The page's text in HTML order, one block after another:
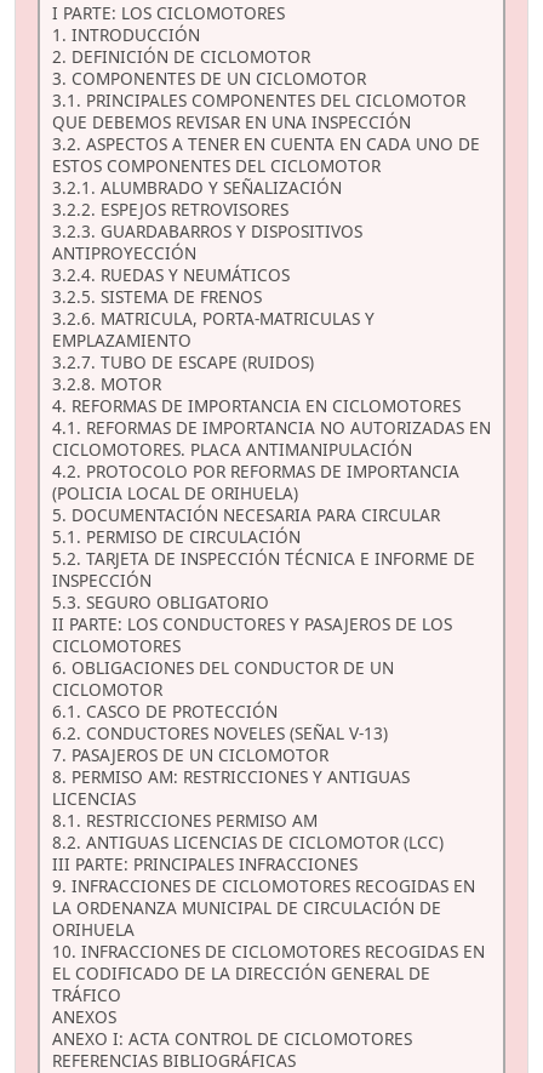
I PARTE: LOS CICLOMOTORES
1. INTRODUCCIÓN
2. DEFINICIÓN DE CICLOMOTOR
3. COMPONENTES DE UN CICLOMOTOR
3.1. PRINCIPALES COMPONENTES DEL CICLOMOTOR
QUE DEBEMOS REVISAR EN UNA INSPECCIÓN
3.2. ASPECTOS A TENER EN CUENTA EN CADA UNO DE
ESTOS COMPONENTES DEL CICLOMOTOR
3.2.1. ALUMBRADO Y SEÑALIZACIÓN
3.2.2. ESPEJOS RETROVISORES
3.2.3. GUARDABARROS Y DISPOSITIVOS
ANTIPROYECCIÓN
3.2.4. RUEDAS Y NEUMÁTICOS
3.2.5. SISTEMA DE FRENOS
3.2.6. MATRICULA, PORTA-MATRICULAS Y
EMPLAZAMIENTO
3.2.7. TUBO DE ESCAPE (RUIDOS)
3.2.8. MOTOR
4. REFORMAS DE IMPORTANCIA EN CICLOMOTORES
4.1. REFORMAS DE IMPORTANCIA NO AUTORIZADAS EN
CICLOMOTORES. PLACA ANTIMANIPULACIÓN
4.2. PROTOCOLO POR REFORMAS DE IMPORTANCIA
(POLICIA LOCAL DE ORIHUELA)
5. DOCUMENTACIÓN NECESARIA PARA CIRCULAR
5.1. PERMISO DE CIRCULACIÓN
5.2. TARJETA DE INSPECCIÓN TÉCNICA E INFORME DE
INSPECCIÓN
5.3. SEGURO OBLIGATORIO
II PARTE: LOS CONDUCTORES Y PASAJEROS DE LOS
CICLOMOTORES
6. OBLIGACIONES DEL CONDUCTOR DE UN
CICLOMOTOR
6.1. CASCO DE PROTECCIÓN
6.2. CONDUCTORES NOVELES (SEÑAL V-13)
7. PASAJEROS DE UN CICLOMOTOR
8. PERMISO AM: RESTRICCIONES Y ANTIGUAS
LICENCIAS
8.1. RESTRICCIONES PERMISO AM
8.2. ANTIGUAS LICENCIAS DE CICLOMOTOR (LCC)
III PARTE: PRINCIPALES INFRACCIONES
9. INFRACCIONES DE CICLOMOTORES RECOGIDAS EN
LA ORDENANZA MUNICIPAL DE CIRCULACIÓN DE
ORIHUELA
10. INFRACCIONES DE CICLOMOTORES RECOGIDAS EN
EL CODIFICADO DE LA DIRECCIÓN GENERAL DE
TRÁFICO
ANEXOS
ANEXO I: ACTA CONTROL DE CICLOMOTORES
REFERENCIAS BIBLIOGRÁFICAS